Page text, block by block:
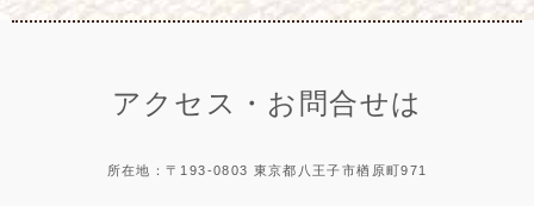
アクセス・お問合せは
所在地：〒193-0803 東京都八王子市楢原町971